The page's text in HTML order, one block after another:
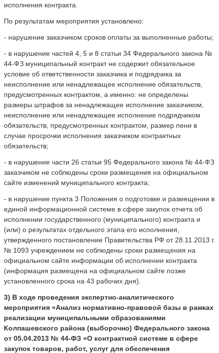
исполнения контракта.
По результатам мероприятия установлено:
- нарушение заказчиком сроков оплаты за выполненные работы;
- в нарушение частей 4, 5 и 8 статьи 34 Федерального закона №
44-ФЗ муниципальный контракт не содержит обязательное
условие об ответственности заказчика и подрядчика за
неисполнение или ненадлежащее исполнение обязательств,
предусмотренных контрактом, а именно: не определены
размеры штрафов за ненадлежащее исполнение заказчиком,
неисполнение или ненадлежащее исполнение подрядчиком
обязательств, предусмотренных контрактом, размер пени в
случае просрочки исполнения заказчиком контрактных
обязательств;
- в нарушение части 26 статьи 95 Федерального закона № 44-ФЗ
заказчиком не соблюдены сроки размещения на официальном
сайте изменений муниципального контракта;
- в нарушение пункта 3 Положения о подготовке и размещении в
единой информационной системе в сфере закупок отчета об
исполнении государственного (муниципального) контракта и
(или) о результатах отдельного этапа его исполнения,
утвержденного постановление Правительства РФ от 28.11.2013 г.
№ 1093 учреждением не соблюдены сроки размещения на
официальном сайте информации об исполнении контракта
(информация размещена на официальном сайте позже
установленного срока на 43 рабочих дня).
3) В ходе проведения экспертно-аналитического
мероприятия «Анализ нормативно-правовой базы в рамках
реализации муниципальными образованиями
Колпашевского района (выборочно) Федерального закона
от 05.04.2013 № 44-ФЗ «О контрактной системе в сфере
закупок товаров, работ, услуг для обеспечения